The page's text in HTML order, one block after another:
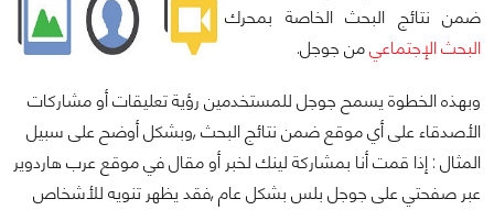
ضمن نتائج البحث الخاصة بمحرك
البحث الإجتماعيمن جوجل.
وبهذه الخطوة يسمح جوجل للمستخدمين رؤية تعليقات أو مشاركات
الأصدقاء على أي موقع ضمن نتائج البحث ,وبشكل أوضح على سبيل
المثال : إذا قمت أنا بمشاركة لينك لخبر أو مقال في موقع عرب هاردوير
عبر صفحتي على جوجل بلس بشكل عام ,فقد يظهر تنويه للأشخاص